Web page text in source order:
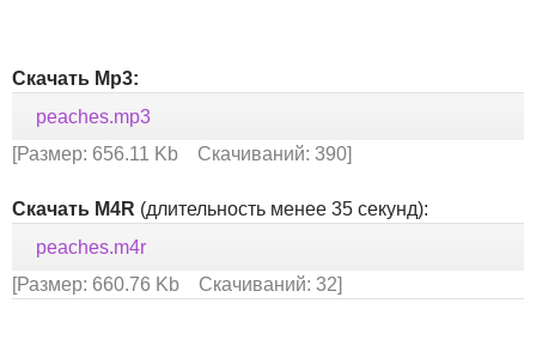
Скачать Mp3:
peaches.mp3
[Размер: 656.11 Kb Скачиваний: 390]
Скачать M4R (длительность менее 35 секунд):
peaches.m4r
[Размер: 660.76 Kb Скачиваний: 32]